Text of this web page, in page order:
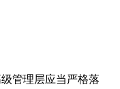
管理层应当严格落